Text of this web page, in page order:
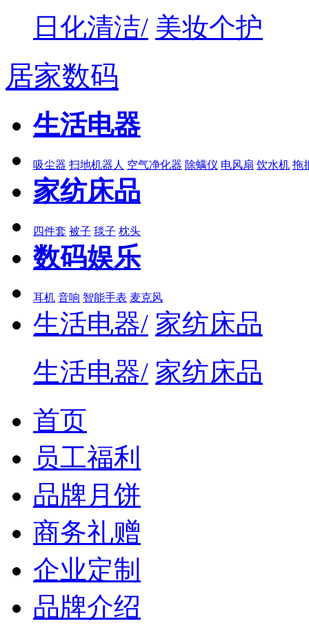
日化清洁/ 美妆个护
居家数码
生活电器
吸尘器 扫地机器人 空气净化器 除螨仪 电风扇 饮水机 拖
家纺床品
四件套 被子 毯子 枕头
数码娱乐
耳机 音响 智能手表 麦克风
生活电器/ 家纺床品
生活电器/ 家纺床品
首页
员工福利
品牌月饼
商务礼赠
企业定制
品牌介绍